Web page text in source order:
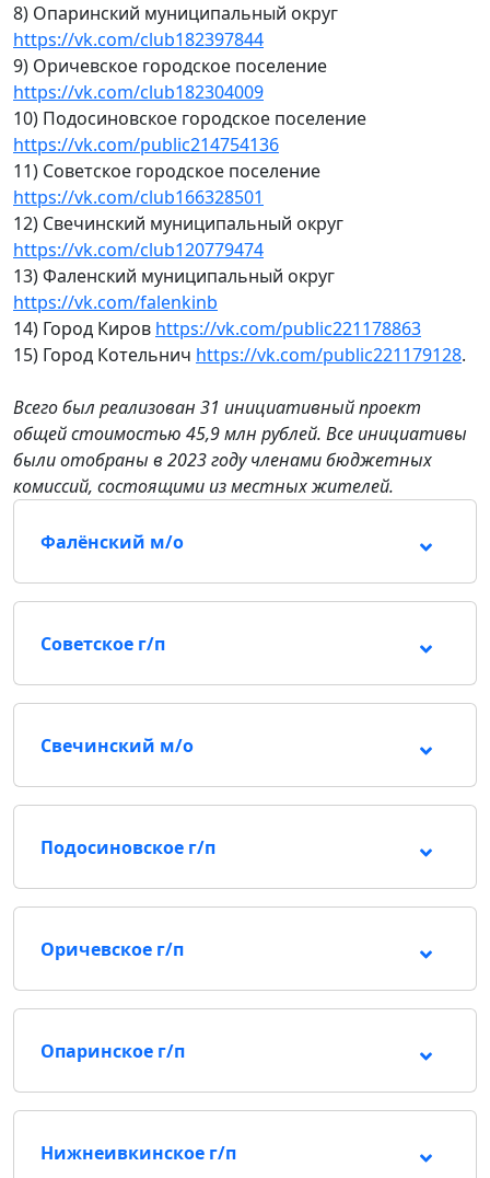
8) Опаринский муниципальный округ
https://vk.com/club182397844
9) Оричевское городское поселение
https://vk.com/club182304009
10) Подосиновское городское поселение
https://vk.com/public214754136
11) Советское городское поселение
https://vk.com/club166328501
12) Свечинский муниципальный округ
https://vk.com/club120779474
13) Фаленский муниципальный округ
https://vk.com/falenkinb
14) Город Киров https://vk.com/public221178863
15) Город Котельнич https://vk.com/public221179128.
Всего был реализован 31 инициативный проект
общей стоимостью 45,9 млн рублей. Все инициативы
были отобраны в 2023 году членами бюджетных
комиссий, состоящими из местных жителей.
Фалёнский м/о
Советское г/п
Свечинский м/о
Подосиновское г/п
Оричевское г/п
Опаринское г/п
Нижнеивкинское г/п